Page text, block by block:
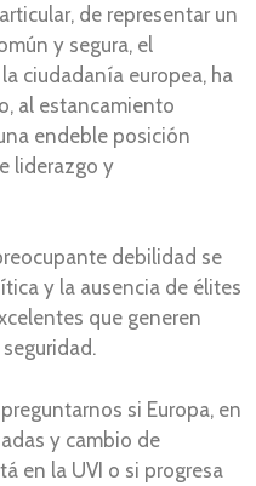
de representar un
y segura, el
ciudadanía europea, ha
al estancamiento
endeble posición
liderazgo y
debilidad se
y la ausencia de élites
que generen
si Europa, en
y cambio de
en la UVI o si progresa